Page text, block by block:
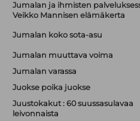
Jumalan ja ihmisten
Veikko Mannisen elämäkerta
Jumalan koko sota-asu
Jumalan muuttava voima
Jumalan varassa
Juokse poika juokse
Juustokakut : 60 suussasulavaa
leivonnaista